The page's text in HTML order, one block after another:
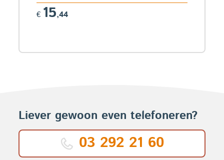
€ 15,44
Liever gewoon even telefoneren?
03 292 21 60